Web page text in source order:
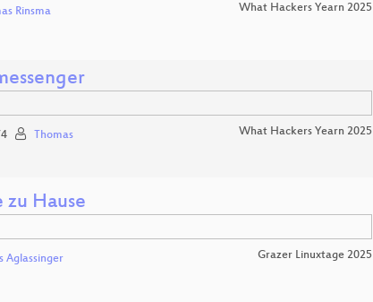
Rinsma What Hackers Yearn 2025
Thomas What Hackers Yearn 2025
Hause
Aglassinger Grazer Linuxtage 2025